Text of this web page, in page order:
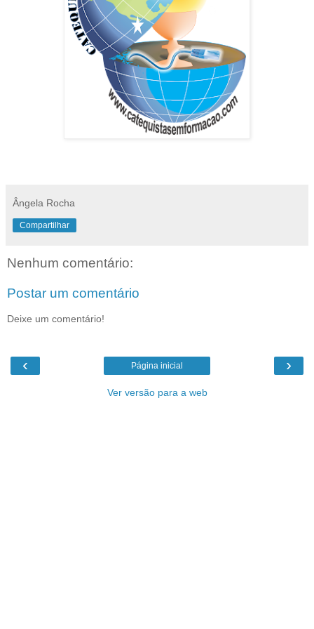
Ângela Rocha
Compartilhar
Nenhum comentário:
Postar um comentário
Deixe um comentário!
‹ ›
Página inicial
Ver versão para a web